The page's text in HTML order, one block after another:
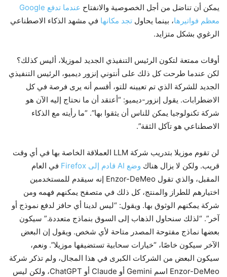
يمكن أن تناضل من أجل الخصوصية والانفتاح
عندما تدفع Google
معظم فواتيرها، بينما يحاول تجد مكانها في مشهد الذكاء الاصطناعي
الرغوي بشكل متزايد.
أوقات ممتعة لتكون الرئيس التنفيذي الجديد لموزيلا، أليس كذلك؟
لكن عندما طرحت كل ذلك على أنتوني إنزور ديميو، الرئيس التنفيذي
الجديد للشركة الذي تم تعيينه للتو، أقسم أنه يرى فرصة في كل
الاضطرابات. يقول إنزور-ديميو: “أعتقد أن ما نحتاج إليه الآن هو
شركة تكنولوجيا يمكن للناس أن يثقوا بها”. “ما رأيته مع الذكاء
الاصطناعي هو تآكل الثقة”.
لن تقوم موزيلا بتدريب شركة LLM العملاقة الخاصة بها في أي وقت
قريب. ولكن لا يزال هناك وضع AI قادم إلى Firefox
في العام
المقبل، والذي تقول Enzor-DeMeo إنه سيقدم للمستخدمين
اختيارهم للطراز والمنتج، كل ذلك في متصفح يمكنهم فهمه ومن
شركة يمكنهم الوثوق بها. ويقول: “ليس لدينا أي حافز لدفع نموذج أو
آخر”. “لذلك سنحاول الذهاب إلى السوق بنماذج متعددة.” سيكون
بعضها نماذج مفتوحة المصدر متاحة لأي شخص. ويقول إن البعض
الآخر سيكون خاصًا، “خيارات سحابية تستضيفها موزيلا”. ونعم،
سيكون البعض من الشركات الكبرى في هذا المجال، ولم تذكر شركة
Enzor-DeMeo اسم Gemini أو Claude أو ChatGPT، ولكن ليس